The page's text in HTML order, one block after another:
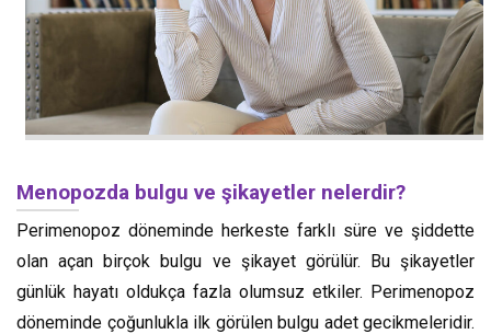
Menopozda bulgu ve şikayetler nelerdir?
Perimenopoz döneminde herkeste farklı süre ve şiddette
olan açan birçok bulgu ve şikayet görülür. Bu şikayetler
günlük hayatı oldukça fazla olumsuz etkiler. Perimenopoz
döneminde çoğunlukla ilk görülen bulgu adet gecikmeleridir.